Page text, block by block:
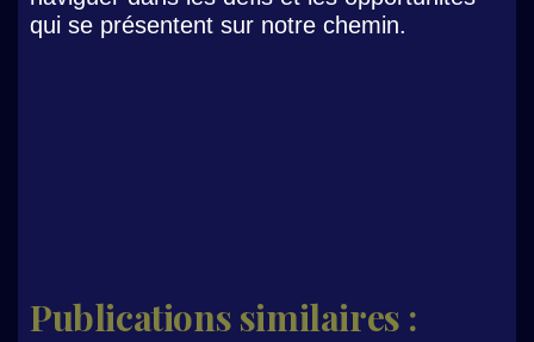
qui se présentent sur notre chemin.
Publications similaires :